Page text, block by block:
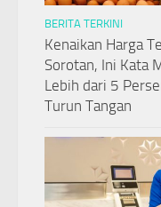
BERITA TERKINI
Kenaikan Harga
Sorotan, Ini Kata
Lebih dari 5
Turun Tangan